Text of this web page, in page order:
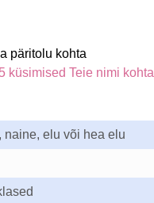
päritolu kohta
5 küsimised Teie nimi kohta
naine, elu või hea elu